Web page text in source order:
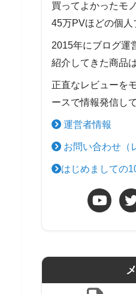
買ってよかったモ
45万PVほどの個人
2015年にブログ運
紹介してきた商品
正直なレビューを
ースで情報発信し
運営者情報
お問い合わせ（
はじめましての